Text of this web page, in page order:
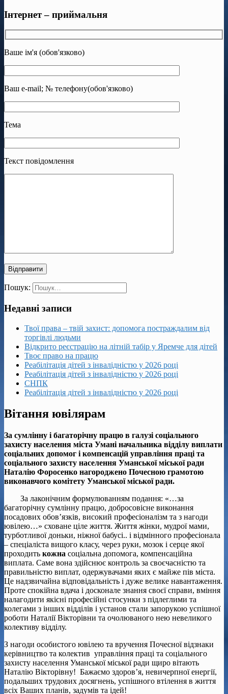
Інтернет – приймальня
Ваше ім'я (обов'язково)
Ваш e-mail; № телефону(обов'язково)
Тема
Текст повідомлення
Пошук:
Недавні записи
Твої права – твій захист: допомога постраждалим від
торгівлі людьми
Відкрито реєстрацію на літній табір у Яремче для дітей
Твоє право на працю
Реабілітація дітей з інвалідністю у 2026 році
Реабілітація дітей з інвалідністю у 2026 році
СНПК
Реабілітація дітей з інвалідністю у 2026 році
Вітання ювілярам
За сумлінну і багаторічну працю в галузі соціального
захисту населення міста Умані начальника відділу виплати
соціальних допомог і компенсацій управління праці та
соціального захисту населення Уманської міської ради
Наталію Форосенко нагороджено Почесною грамотою
виконавчого комітету Уманської міської ради.
За лаконічним формулюванням подання: «…за
багаторічну сумлінну працю, добросовісне виконання
посадових обов’язків, високий професіоналізм та з нагоди
ювілею…» сховане ціле життя. Життя жінки, мудрої мами,
турботливої доньки, ніжної бабусі.. і відмінного професіонала
– спеціаліста вищого класу, через руки, мозок і серце якої
проходить кожна соціальна допомога, компенсаційна
виплата. Саме вона здійснює контроль за своєчасністю та
правильністю виплат, одержувачами яких є майже пів міста.
Це надзвичайна відповідальність і дуже велике навантаження.
Проте спокійна вдача і досконале знання своєї справи, вміння
налагодити якісні професійні стосунки з підлеглими та
колегами з інших відділів і установ стали запорукою успішної
роботи Наталії Вікторівни та очолюваного нею невеликого
колективу відділу.
З нагоди особистого ювілею та вручення Почесної відзнаки
керівництво та колектив управління праці та соціального
захисту населення Уманської міської ради щиро вітають
Наталію Вікторівну! Бажаємо здоров’я, невичерпної енергії,
подальших трудових досягнень, успішного втілення в життя
всіх Ваших планів, задумів та ідей!